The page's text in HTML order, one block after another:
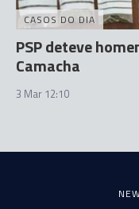
CASOS DO DIA
PSP deteve
Camacha
3 Mar 12:10